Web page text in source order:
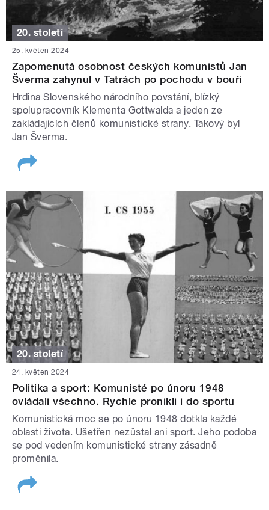
20. století
25. květen 2024
Zapomenutá osobnost českých komunistů Jan
Šverma zahynul v Tatrách po pochodu v bouři
Hrdina Slovenského národního povstání, blízký
spolupracovník Klementa Gottwalda a jeden ze
zakládajících členů komunistické strany. Takový byl
Jan Šverma.
20. století
24. květen 2024
Politika a sport: Komunisté po únoru 1948
ovládali všechno. Rychle pronikli i do sportu
Komunistická moc se po únoru 1948 dotkla každé
oblasti života. Ušetřen nezůstal ani sport. Jeho podoba
se pod vedením komunistické strany zásadně
proměnila.